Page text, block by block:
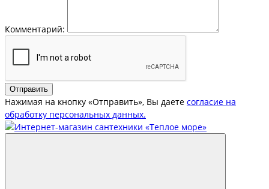
Комментарий:
Отправить
Нажимая на кнопку «Отправить», Вы даете согласие на
обработку персональных данных.